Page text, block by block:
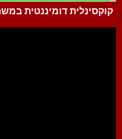
קוקסינלית דומיננטית